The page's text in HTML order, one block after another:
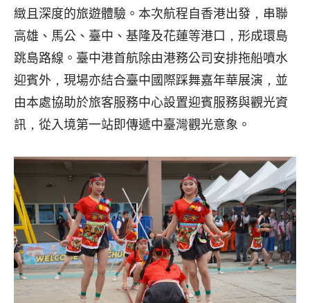
緻且深度的旅遊體驗。本次航程自香港出發，串聯
高雄、馬公、臺中、基隆及花蓮等港口，形成環島
跳島路線。臺中港首航除由港務公司安排拖船噴水
迎賓外，現場亦結合臺中國際踩舞嘉年華展演，並
由本處協助於旅客服務中心設置迎賓服務與觀光資
訊，從入境第一站即傳遞中臺灣觀光意象。